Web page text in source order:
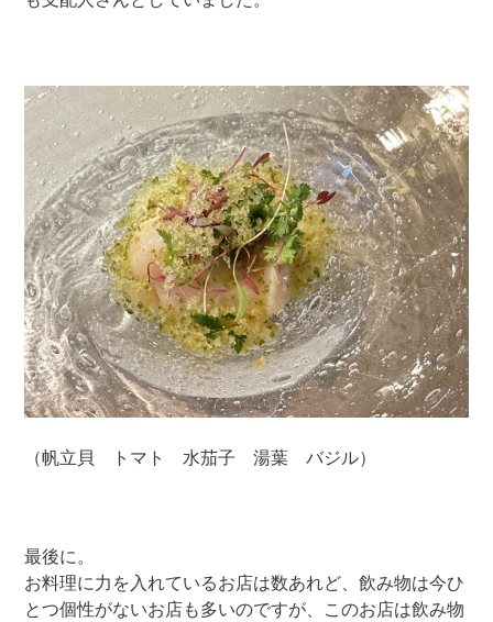
（帆立貝 トマト 水茄子 湯葉 バジル）
最後に。
お料理に力を入れているお店は数あれど、飲み物は今ひ
とつ個性がないお店も多いのですが、このお店は飲み物